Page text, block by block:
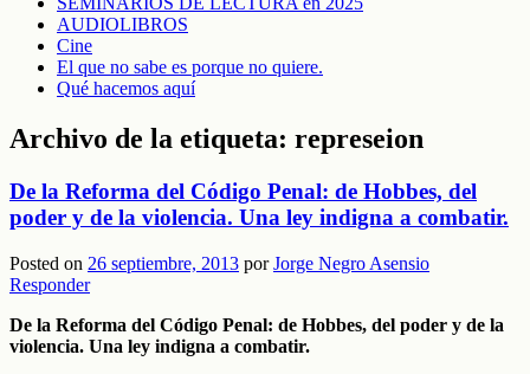
AUDIOLIBROS
Cine
El que no sabe es porque no quiere.
Qué hacemos aquí
Archivo de la etiqueta: represeion
De la Reforma del Código Penal: de Hobbes, del
poder y de la violencia. Una ley indigna a combatir.
Posted on 26 septiembre, 2013 porJorge Negro Asensio
Responder
De la Reforma del Código Penal: de Hobbes, del poder y de la
violencia. Una ley indigna a combatir.